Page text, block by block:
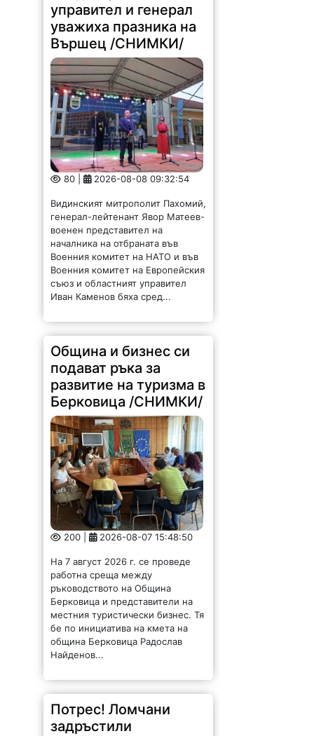
уважиха празника на
Вършец /СНИМКИ/
80 | 2026-08-08 09:32:54
генерал-лейтенант Явор Матеев-
военен представител на
началника на отбраната във
Военния комитет на НАТО и във
Военния комитет на Европейския
съюз и областният управител
Иван Каменов бяха сред...
Община и бизнес си
подават ръка за
развитие на туризма в
Берковица /СНИМКИ/
200 | 2026-08-07 15:48:50
работна среща между
ръководството на Община
Берковица и представители на
местния туристически бизнес. Тя
бе по инициатива на кмета на
община Берковица Радослав
Найденов...
Потрес! Ломчани
задръстили
канализация с